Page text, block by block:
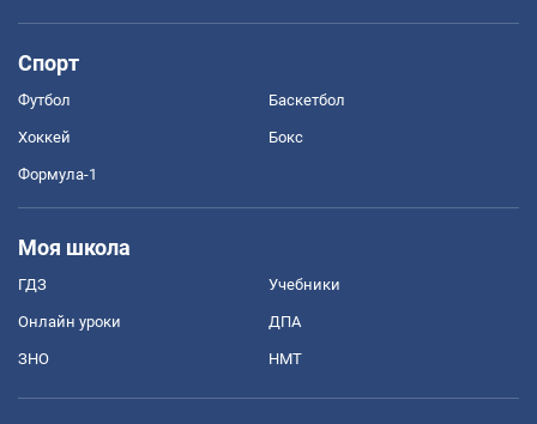
Спорт
Футбол Баскетбол
Хоккей Бокс
Формула-1
Моя школа
ГДЗ Учебники
Онлайн уроки ДПА
ЗНО НМТ